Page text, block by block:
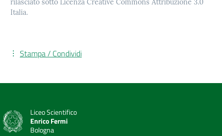
rilasciato sotto Licenza Creative Commons Attribuzione 3.0
Italia.
Stampa / Condividi
Liceo Scientifico
Enrico Fermi
Bologna